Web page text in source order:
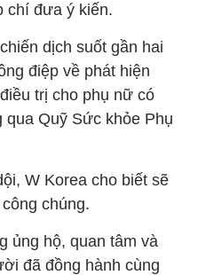
chí đưa ý kiến.
dịch suốt gần hai
điệp về phát hiện
trị cho phụ nữ có
qua Quỹ Sức khỏe Phụ
W Korea cho biết sẽ
chúng.
ủng hộ, quan tâm và
đã đồng hành cùng